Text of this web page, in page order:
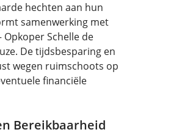
hechten aan hun
samenwerking met
Opkoper Schelle de
De tijdsbesparing en
wegen ruimschoots op
financiële
Bereikbaarheid